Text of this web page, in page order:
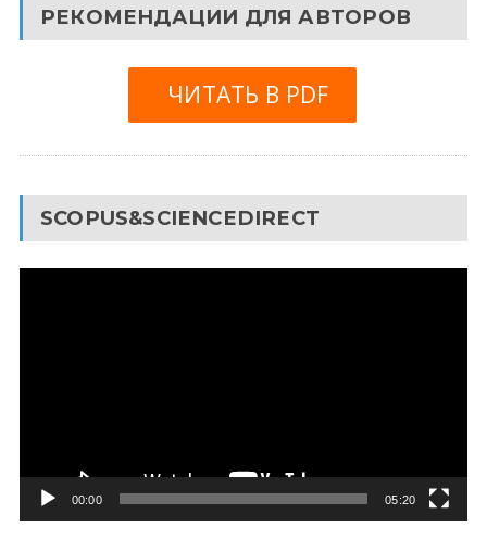
РЕКОМЕНДАЦИИ ДЛЯ АВТОРОВ
ЧИТАТЬ В PDF
SCOPUS&SCIENCEDIRECT
00:00 05:20